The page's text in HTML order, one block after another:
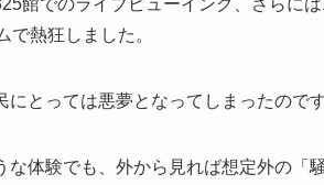
館でのライブビューイング、さらに
熱狂しました。
とっては悪夢となってしまったのです
体験でも、外から見れば想定外の「